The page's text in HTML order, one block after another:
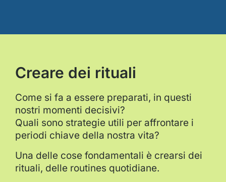
Creare dei rituali
Come si fa a essere preparati, in questi
nostri momenti decisivi?
Quali sono strategie utili per affrontare i
periodi chiave della nostra vita?
Una delle cose fondamentali è crearsi dei
rituali, delle routines quotidiane.